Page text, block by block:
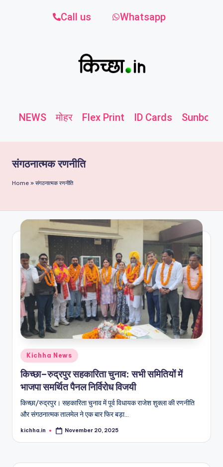
Call us Whatsapp
NEWS मोहर Flex Print ID Cards
संगठनात्मक रणनीति
Home » संगठनात्मक रणनीति
Kichha News
किच्छा–रुद्रपुर सहकारिता चुनाव: सभी समितियों में
भाजपा समर्थित पैनल निर्विरोध विजयी
किच्छा/रुद्रपुर। सहकारिता चुनाव में पूर्व विधायक राजेश शुक्ला की रणनीति
और संगठनात्मक तालमेल ने एक बार फिर बड़ा…
kichha.in November 20, 2025